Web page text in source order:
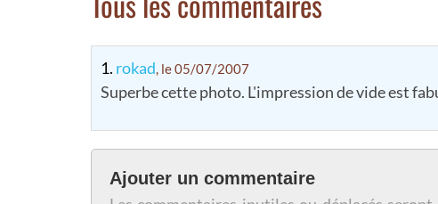
1. rokad, le 05/07/2007
Superbe cette photo. L'impression de vide est
Ajouter un commentaire